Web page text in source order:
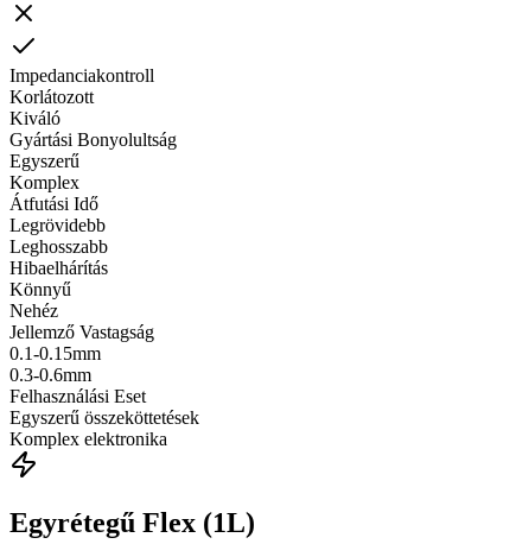
Impedanciakontroll
Korlátozott
Kiváló
Gyártási Bonyolultság
Egyszerű
Komplex
Átfutási Idő
Legrövidebb
Leghosszabb
Hibaelhárítás
Könnyű
Nehéz
Jellemző Vastagság
0.1-0.15mm
0.3-0.6mm
Felhasználási Eset
Egyszerű összeköttetések
Komplex elektronika
Egyrétegű Flex (1L)